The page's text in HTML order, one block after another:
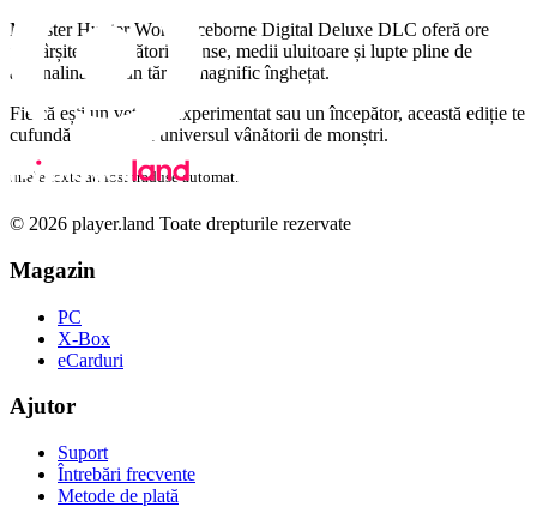
Monster Hunter World: Iceborne Digital Deluxe DLC oferă ore
nesfârșite de vânători intense, medii uluitoare și lupte pline de
adrenalină într-un tărâm magnific înghețat.
Fie că ești un veteran experimentat sau un începător, această ediție te
cufundă profund în universul vânătorii de monștri.
unele texte au fost traduse automat.
© 2026 player.land Toate drepturile rezervate
Magazin
PC
X-Box
eCarduri
Ajutor
Suport
Întrebări frecvente
Metode de plată